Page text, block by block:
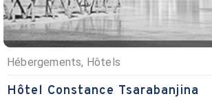
Hébergements, Hôtels
Hôtel Constance Tsarabanjina